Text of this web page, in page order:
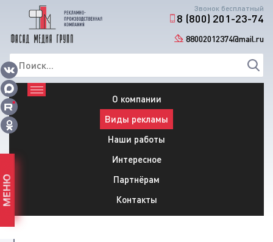
Звонок бесплатный
8 (800) 201-23-74
88002012374@mail.ru
О компании
Виды рекламы
Наши работы
Интересное
Партнёрам
Контакты
МЕНЮ